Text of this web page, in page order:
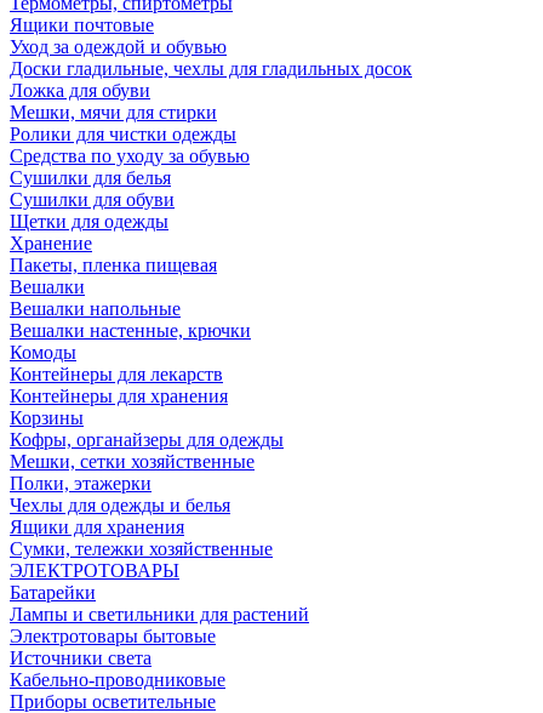
Ящики почтовые
Уход за одеждой и обувью
Доски гладильные, чехлы для гладильных досок
Ложка для обуви
Мешки, мячи для стирки
Ролики для чистки одежды
Средства по уходу за обувью
Сушилки для белья
Сушилки для обуви
Щетки для одежды
Хранение
Пакеты, пленка пищевая
Вешалки
Вешалки напольные
Вешалки настенные, крючки
Комоды
Контейнеры для лекарств
Контейнеры для хранения
Корзины
Кофры, органайзеры для одежды
Мешки, сетки хозяйственные
Полки, этажерки
Чехлы для одежды и белья
Ящики для хранения
Сумки, тележки хозяйственные
ЭЛЕКТРОТОВАРЫ
Батарейки
Лампы и светильники для растений
Электротовары бытовые
Источники света
Кабельно-проводниковые
Приборы осветительные